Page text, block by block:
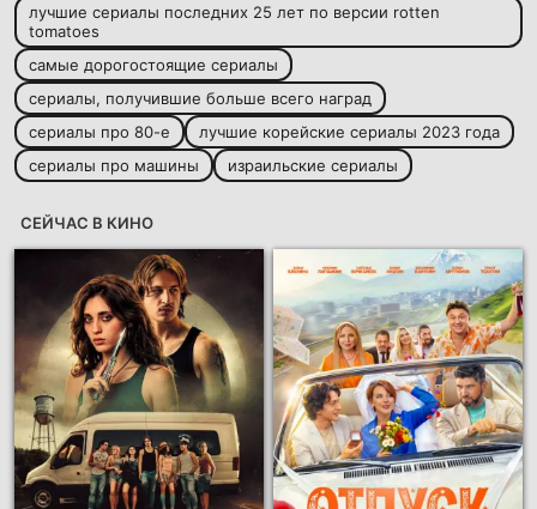
лучшие сериалы последних 25 лет по версии rotten
tomatoes
самые дорогостоящие сериалы
сериалы, получившие больше всего наград
сериалы про 80-е
лучшие корейские сериалы 2023 года
сериалы про машины
израильские сериалы
СЕЙЧАС В КИНО